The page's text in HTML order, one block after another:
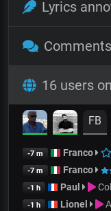
Lyrics
Comments
16 users
FB
-7 m Franco
-7 m Franco
-1 h Paul
-1 h Lionel